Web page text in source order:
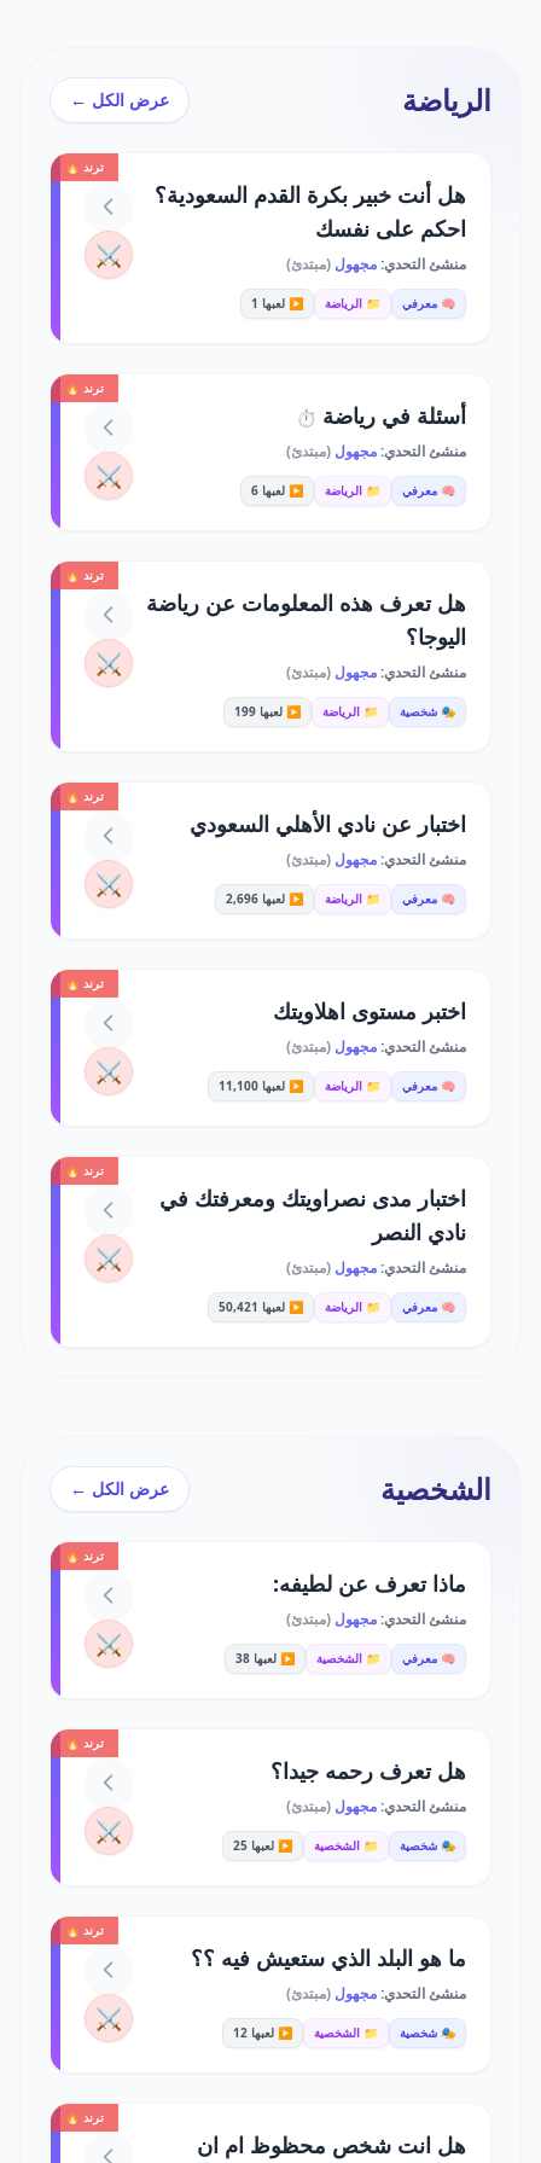
الرياضة عرض الكل ←
ترند 🔥
هل أنت خبير بكرة القدم السعودية؟
احكم على نفسك
منشئ التحدي:مجهول (مبتدئ)
🧠 معرفي 📁 الرياضة ▶️ لعبها 1
⚔️
ترند 🔥
أسئلة في رياضة ⏱️
منشئ التحدي:مجهول (مبتدئ)
🧠 معرفي 📁 الرياضة ▶️ لعبها 6 ⚔️
ترند 🔥
هل تعرف هذه المعلومات عن رياضة
اليوجا؟
منشئ التحدي:مجهول (مبتدئ)
🎭 شخصية 📁 الرياضة ▶️ لعبها 199
⚔️
ترند 🔥
اختبار عن نادي الأهلي السعودي
منشئ التحدي:مجهول (مبتدئ)
🧠 معرفي 📁 الرياضة ▶️ لعبها 2,696 ⚔️
ترند 🔥
اختبر مستوى اهلاويتك
منشئ التحدي:مجهول (مبتدئ)
🧠 معرفي 📁 الرياضة ▶️ لعبها 11,100 ⚔️
ترند 🔥
اختبار مدى نصراويتك ومعرفتك في
نادي النصر
منشئ التحدي:مجهول (مبتدئ)
🧠 معرفي 📁 الرياضة ▶️ لعبها 50,421
⚔️
الشخصية عرض الكل ←
ترند 🔥
ماذا تعرف عن لطيفه:
منشئ التحدي:مجهول (مبتدئ)
🧠 معرفي 📁 الشخصية ▶️ لعبها 38 ⚔️
ترند 🔥
هل تعرف رحمه جيدا؟
منشئ التحدي:مجهول (مبتدئ)
🎭 شخصية 📁 الشخصية ▶️ لعبها 25 ⚔️
ترند 🔥
ما هو البلد الذي ستعيش فيه ؟؟
منشئ التحدي:مجهول (مبتدئ)
🎭 شخصية 📁 الشخصية ▶️ لعبها 12 ⚔️
ترند 🔥
هل انت شخص محظوظ ام ان